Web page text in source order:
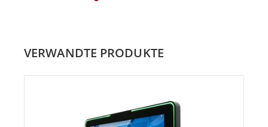
VERWANDTE PRODUKTE